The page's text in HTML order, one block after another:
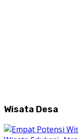
Wisata Desa